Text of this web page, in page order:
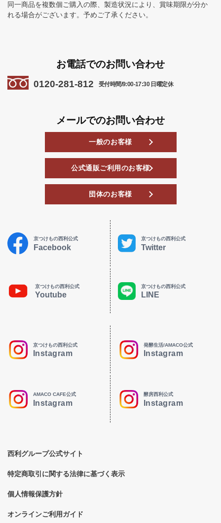
同一商品を複数個ご購入の際、製造状況により、賞味期限が分か
れる場合がございます。予めご了承ください。
お電話でのお問い合わせ
0120-281-812 受付時間/9:00-17:30 日曜定休
メールでのお問い合わせ
一般のお客様
公式通販ご利用のお客様
団体のお客様
京つけもの西利公式
Facebook
京つけもの西利公式
Twitter
京つけもの西利公式
Youtube
京つけもの西利公式
LINE
京つけもの西利公式
Instagram
発酵生活/AMACO公式
Instagram
AMACO CAFE公式
Instagram
酵房西利公式
Instagram
西利グループ公式サイト
特定商取引に関する法律に基づく表示
個人情報保護方針
オンラインご利用ガイド